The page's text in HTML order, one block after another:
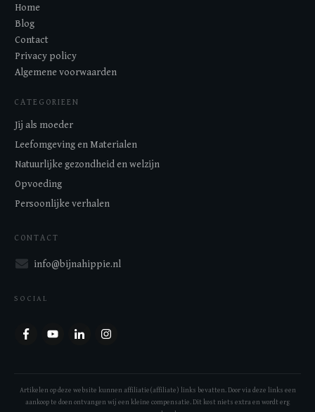
Home
Blog
Contact
Privacy policy
Algemene voorwaarden
CATEGORIEEN
Jij als moeder
Leefomgeving en Materialen
Natuurlijke gezondheid en welzijn
Opvoeding
Persoonlijke verhalen
CONTACT
info@bijnahippie.nl
SOCIAL
Artikelen op deze website kunnen affiliatie(affiliate) links bevatten. Door via deze links een
aankoop te doen ontvangen wij een kleine compensatie. Dit kost niets extra en wordt erg